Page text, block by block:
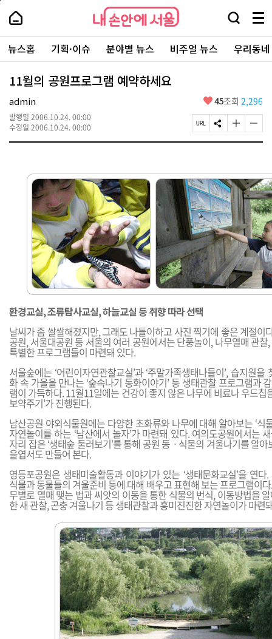
본
로
가
내
손
안
에
서
울
-
서
울
시
대
표
소
내
손
에
울
검
창
열
기
메
뉴
전
체
보
주
요
서
뉴스홈 기획·이슈 분야별 뉴스 비주얼 뉴스 우리동
11월의 공원프로그램 예약하세요
admin
발행일 2006.10.24. 00:00
수정일 2006.10.24. 00:00
좋
요
45조회 2,296
페
이
L
복
사
S
N
하
기
글
자
게
변
경
하
기
글
자
게
변
경
하
기
환경교실, 조류탐사교실, 하늘교실 등 취향 따라 선택
날씨가 좀 쌀쌀해졌지만, 그래도 나들이하고 사진 찍기에 좋은 계절이
공원, 서울대공원 등 서울의 여러 공원에서는 단풍놀이, 나무열매 관
특별한 프로그램들이 마련돼 있다.
서울숲에는 ‘어린이자연관찰교실’과 ‘주말가족생태나들이’, 습지원
화 속 가을을 만나는 ‘숲속나기 동화이야기’ 등 생태관찰 프로그램과
램이 가득하다. 11월11일에는 건강이 좋지 않은 나무에 비료나 우드칩
보약주기’가 진행된다.
남산공원 야외식물원에는 다양한 초화류와 나무에 대해 알아보는 ‘식
자연놀이를 하는 ‘남산에서 놀자’가 마련돼 있다. 여의도공원에서는
자리 잡은 ‘생태숲 둘러보기’를 통해 공원 동ㆍ식물의 겨울나기를 알
을엽서도 만들어 본다.
영등포공원은 생태미술활동과 이야기가 있는 ‘생태문화교실’을 연
식물과 동물들의 겨울준비 등에 대해 배우고 표현해 보는 프로그램이
무별로 열매 맺는 법과 씨앗의 이동을 통한 식물의 번식, 이동방법을
한 새 관찰, 곤충 겨울나기 등 생태관찰과 흥미진진한 자연놀이가 마련
페
상
단
로